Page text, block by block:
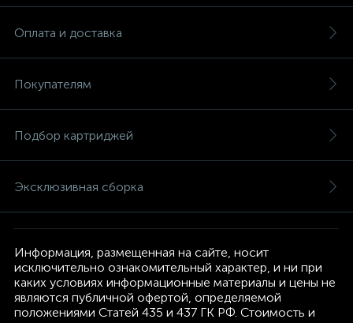
Оплата и доставка
Покупателям
Подбор картриджей
Эксклюзивная сборка
Информация, размещенная на сайте, носит
исключительно ознакомительный характер, и ни при
каких условиях информационные материалы и цены не
являются публичной офертой, определяемой
положениями Статей 435 и 437 ГК РФ. Стоимость и